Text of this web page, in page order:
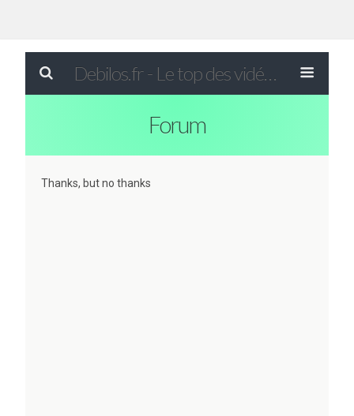
Debilos.fr - Le top des vidéos drôles du WEB !
Forum
Thanks, but no thanks